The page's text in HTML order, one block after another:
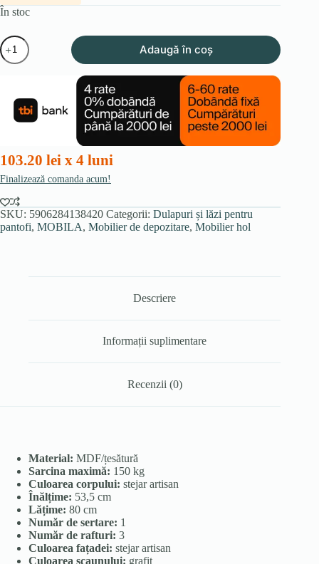
În stoc
Cantitate
Dulap
pentru
Stejar
Adaugă în coș
103.20 lei x 4 luni
Finalizează comanda acum!
SKU: 5906284138420 Categorii: Dulapuri și lăzi pentru
pantofi, MOBILA, Mobilier de depozitare, Mobilier hol
Descriere
Informații suplimentare
Recenzii (0)
Material: MDF/țesătură
Sarcina maximă: 150 kg
Culoarea corpului: stejar artisan
Înălțime: 53,5 cm
Lățime: 80 cm
Număr de sertare: 1
Număr de rafturi: 3
Culoarea fațadei: stejar artisan
Culoarea scaunului: grafit